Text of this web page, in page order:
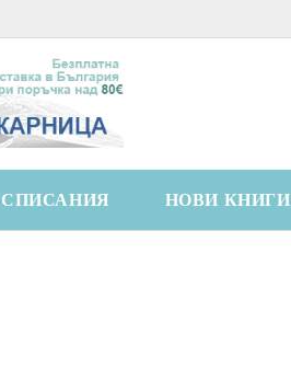
СПИСАНИЯ НОВИ КНИГИ